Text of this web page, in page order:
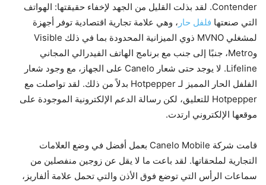
Contender. لقد بذلت القليل من الجهد لإخفاء حقيقتها: الهواتف
التي صنعتها فلفل حار ، وهي علامة تجارية اقتصادية توفر أجهزة
لمشغلي MVNO ذوي الميزانية المحدودة بما في ذلك Visible
وMetro، جنبًا إلى جنب مع برنامج الهاتف الفيدرالي المجاني
Lifeline. لا يوجد حتى شعار Canelo على الجهاز، مع وجود شعار
الفلفل الحار المميز لـ Hotpepper بدلاً من ذلك. لقد تواصلت مع
Hotpepper للتعليق، لكن رسالة الدعم الإلكترونية الموجودة على
موقعها الإلكتروني ارتدت.
قامت شركة Canelo Mobile بعمل أفضل في وضع العلامات
التجارية لملحقاتها. لقد باعت ما لا يقل عن زوجين منفصلين من
سماعات الرأس التي توضع فوق الأذن والتي تحمل علامة ألفاريز،